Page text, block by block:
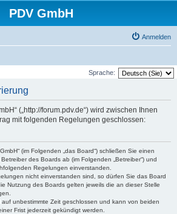
PDV GmbH
Anmelden
Sprache:
(„http://forum.pdv.de“) wird zwischen Ihnen
mit folgenden Regelungen geschlossen:
(im Folgenden „das Board“) schließen Sie einen
des Boards ab (im Folgenden „Betreiber“) und
Regelungen einverstanden.
nicht einverstanden sind, so dürfen Sie das Board
Nutzung des Boards gelten jeweils die an dieser Stelle
auf unbestimmte Zeit geschlossen und kann von beiden
Frist jederzeit gekündigt werden.